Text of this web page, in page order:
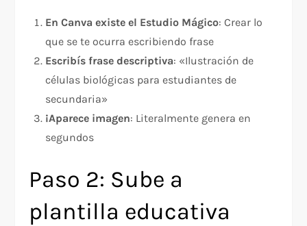
En Canva existe el Estudio Mágico: Crear lo
que se te ocurra escribiendo frase
Escribís frase descriptiva: «Ilustración de
células biológicas para estudiantes de
secundaria»
¡Aparece imagen: Literalmente genera en
segundos
Paso 2: Sube a
plantilla educativa